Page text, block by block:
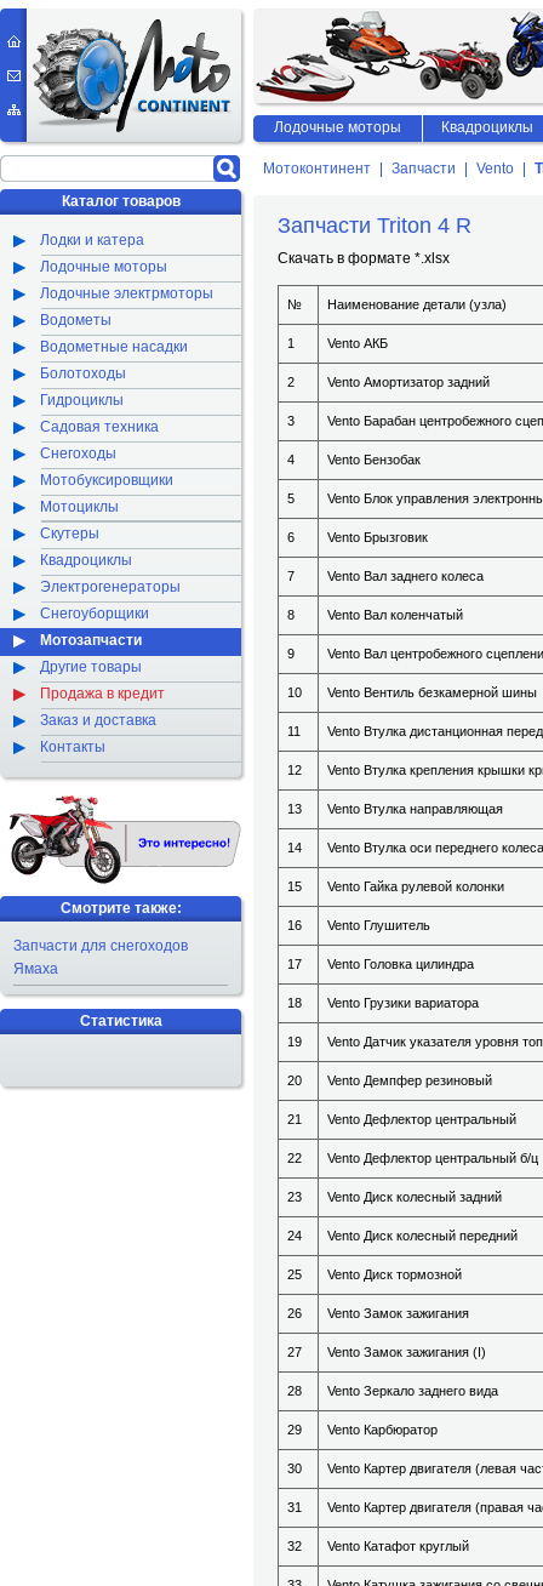
Мотоконтинент Запчасти Vento
Запчасти Triton 4 R
Скачать в формате *.xlsx
№ Наименование детали (узла)
1 Vento АКБ
2 Vento Амортизатор задний
3 Vento Барабан центробежного
4 Vento Бензобак
5 Vento Блок управления
6 Vento Брызговик
7 Vento Вал заднего колеса
8 Vento Вал коленчатый
9 Vento Вал центробежного
10 Vento Вентиль безкамерной шины
11 Vento Втулка дистанционная
12 Vento Втулка крепления крышки
13 Vento Втулка направляющая
14 Vento Втулка оси переднего колеса
15 Vento Гайка рулевой колонки
16 Vento Глушитель
17 Vento Головка цилиндра
18 Vento Грузики вариатора
19 Vento Датчик указателя уровня
20 Vento Демпфер резиновый
21 Vento Дефлектор центральный
22 Vento Дефлектор центральный б/ц
23 Vento Диск колесный задний
24 Vento Диск колесный передний
25 Vento Диск тормозной
26 Vento Замок зажигания
27 Vento Замок зажигания (I)
28 Vento Зеркало заднего вида
29 Vento Карбюратор
30 Vento Картер двигателя (левая
31 Vento Картер двигателя (правая
32 Vento Катафот круглый
Каталог товаров
Лодки и катера
Лодочные моторы
Лодочные электрмоторы
Водометы
Водометные насадки
Болотоходы
Гидроциклы
Садовая техника
Снегоходы
Мотобуксировщики
Мотоциклы
Скутеры
Квадроциклы
Электрогенераторы
Снегоуборщики
Мотозапчасти
Другие товары
Продажа в кредит
Заказ и доставка
Контакты
Смотрите также:
Запчасти для снегоходов
Ямаха
Статистика
Лодочные моторы Квадроциклы